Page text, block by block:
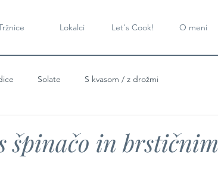
Lokalci Let's Cook! O meni
Solate S kvasom / z drožmi
špinačo in brstičnim